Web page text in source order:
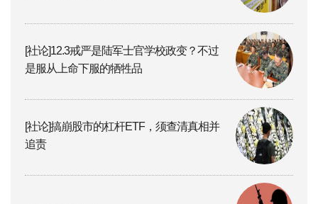
[社论]12.3戒严是陆军士官学校政变？不过
是服从上命下服的牺牲品
[社论]搞崩股市的杠杆ETF，须查清真相并
追责